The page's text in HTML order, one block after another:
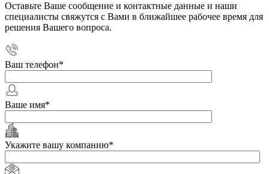
Оставьте Ваше сообщение и контактные данные и наши
специалисты свяжутся с Вами в ближайшее рабочее время для
решения Вашего вопроса.
Ваш телефон*
Ваше имя*
Укажите вашу компанию*